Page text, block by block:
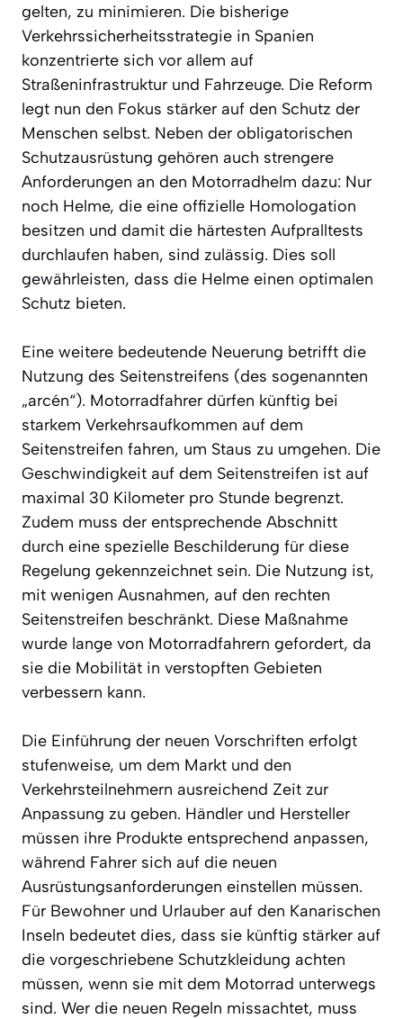
gelten, zu minimieren. Die bisherige
Verkehrssicherheitsstrategie in Spanien
konzentrierte sich vor allem auf
Straßeninfrastruktur und Fahrzeuge. Die Reform
legt nun den Fokus stärker auf den Schutz der
Menschen selbst. Neben der obligatorischen
Schutzausrüstung gehören auch strengere
Anforderungen an den Motorradhelm dazu: Nur
noch Helme, die eine offizielle Homologation
besitzen und damit die härtesten Aufpralltests
durchlaufen haben, sind zulässig. Dies soll
gewährleisten, dass die Helme einen optimalen
Schutz bieten.
Eine weitere bedeutende Neuerung betrifft die
Nutzung des Seitenstreifens (des sogenannten
„arcén“). Motorradfahrer dürfen künftig bei
starkem Verkehrsaufkommen auf dem
Seitenstreifen fahren, um Staus zu umgehen. Die
Geschwindigkeit auf dem Seitenstreifen ist auf
maximal 30 Kilometer pro Stunde begrenzt.
Zudem muss der entsprechende Abschnitt
durch eine spezielle Beschilderung für diese
Regelung gekennzeichnet sein. Die Nutzung ist,
mit wenigen Ausnahmen, auf den rechten
Seitenstreifen beschränkt. Diese Maßnahme
wurde lange von Motorradfahrern gefordert, da
sie die Mobilität in verstopften Gebieten
verbessern kann.
Die Einführung der neuen Vorschriften erfolgt
stufenweise, um dem Markt und den
Verkehrsteilnehmern ausreichend Zeit zur
Anpassung zu geben. Händler und Hersteller
müssen ihre Produkte entsprechend anpassen,
während Fahrer sich auf die neuen
Ausrüstungsanforderungen einstellen müssen.
Für Bewohner und Urlauber auf den Kanarischen
Inseln bedeutet dies, dass sie künftig stärker auf
die vorgeschriebene Schutzkleidung achten
müssen, wenn sie mit dem Motorrad unterwegs
sind. Wer die neuen Regeln missachtet, muss